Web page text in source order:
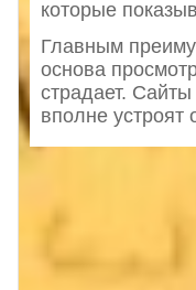
которые
Главным
основа
страдает.
вполне устроят